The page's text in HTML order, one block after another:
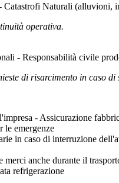
Naturali (alluvioni,
operativa.
- Responsabilità civile
di risarcimento in caso
- Assicurazione
le emergenze
in caso di interruzione
merci anche durante il
refrigerazione